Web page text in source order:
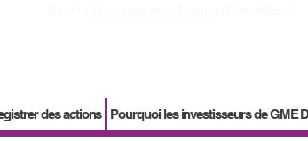
des actions Pourquoi les investisseurs de GME